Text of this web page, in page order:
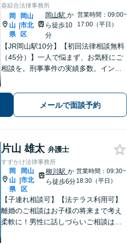
葵綜合法律事務所
岡
山
県
|
岡山
市北
区
岡山駅 か
ら徒歩10
分
営業時間：09:00~
17:00（平日）
【JR岡山駅10分】【初回法律相談無料
（45分）】一人で悩まず、お気軽にご
相談を。刑事事件の実績多数。インタ
は、事前予約で休日・夜間も対応
メールで面談予約
片山 雄太 弁護士
すずかけ法律事務所
岡
山
県
|
岡山
市北
区
柳川駅 か
ら徒歩6分
営業時間：09:30~
18:30（平日）
【子連れ相談可】【法テラス利用可】
離婚のご相談はお子様の将来まで考え
柔軟に！男性に話しづらいご相談は女